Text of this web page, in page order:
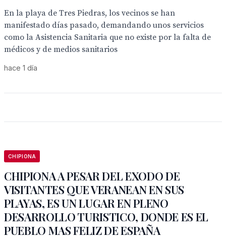
En la playa de Tres Piedras, los vecinos se han
manifestado días pasado, demandando unos servicios
como la Asistencia Sanitaria que no existe por la falta de
médicos y de medios sanitarios
hace 1 día
CHIPIONA
CHIPIONA A PESAR DEL EXODO DE
VISITANTES QUE VERANEAN EN SUS
PLAYAS, ES UN LUGAR EN PLENO
DESARROLLO TURISTICO, DONDE ES EL
PUEBLO MAS FELIZ DE ESPAÑA